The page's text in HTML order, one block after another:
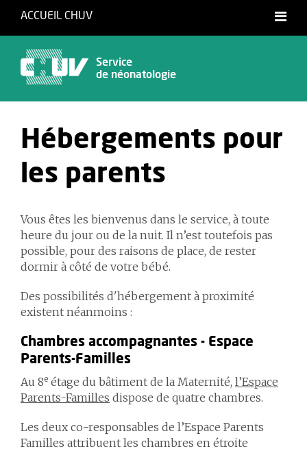
ACCUEIL CHUV
Service
de néonatologie
Hébergements pour
les parents
Vous êtes les bienvenus dans le service, à toute
heure du jour ou de la nuit. Il n’est toutefois pas
possible, pour des raisons de place, de rester
dormir à côté de votre bébé.
Des possibilités d'hébergement à proximité
existent néanmoins :
Chambres accompagnantes - Espace
Parents-Familles
Au 8e étage du bâtiment de la Maternité, l’Espace
Parents-Familles dispose de quatre chambres.
Les deux co-responsables de l’Espace Parents
Familles attribuent les chambres en étroite